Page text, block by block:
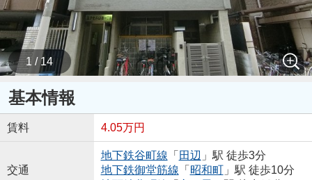
1 / 14
基本情報
賃料 4.05万円
交通
地下鉄谷町線 「 田辺 」駅 徒歩3分
地下鉄御堂筋線 「 昭和町」駅 徒歩10分